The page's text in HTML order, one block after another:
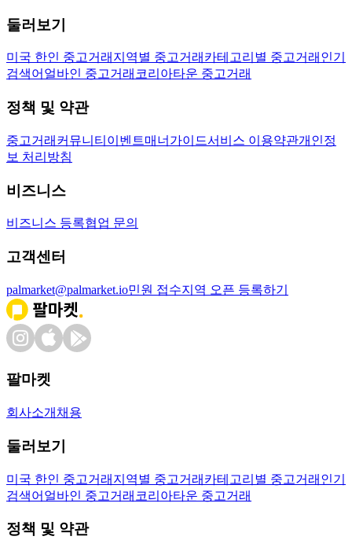
둘러보기
미국 한인 중고거래 지역별 중고거래 카테고리별 중고거래 인기
검색어 얼바인 중고거래 코리아타운 중고거래
정책 및 약관
중고거래 커뮤니티 이벤트매너가이드서비스 이용약관개인정
보 처리방침
비즈니스
비즈니스 등록협업 문의
고객센터
palmarket@palmarket.io민원 접수지역 오픈 등록하기
팔마켓
회사소개 채용
둘러보기
미국 한인 중고거래 지역별 중고거래 카테고리별 중고거래 인기
검색어 얼바인 중고거래 코리아타운 중고거래
정책 및 약관